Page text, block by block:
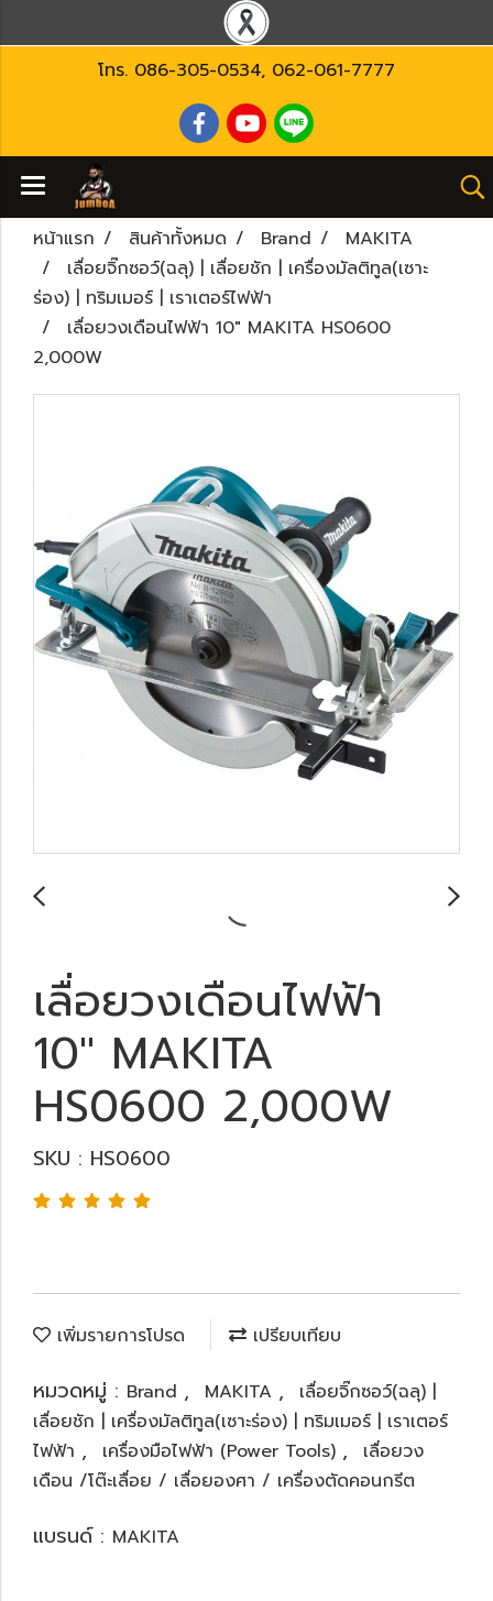
โทร. 086-305-0534, 062-061-7777
หน้าแรก สินค้าทั้งหมด Brand
MAKITA
เลื่อยจิ๊กซอว์(ฉลุ) | เลื่อยชัก | เครื่องมัลติทูล(เซาะ
ร่อง) | ทริมเมอร์ | เราเตอร์ไฟฟ้า
เลื่อยวงเดือนไฟฟ้า 10" MAKITA HS0600
2,000W
เลื่อยวงเดือนไฟฟ้า
10" MAKITA
HS0600 2,000W
SKU : HS0600
เพิ่มรายการโปรด เปรียบเทียบ
หมวดหมู่ : Brand , MAKITA ,
เลื่อยจิ๊กซอว์(ฉลุ) |
เลื่อยชัก | เครื่องมัลติทูล(เซาะร่อง) | ทริมเมอร์ | เราเตอร์
ไฟฟ้า , เครื่องมือไฟฟ้า (Power Tools) ,
เลื่อยวง
เดือน /โต๊ะเลื่อย / เลื่อยองศา / เครื่องตัดคอนกรีต
แบรนด์ : MAKITA